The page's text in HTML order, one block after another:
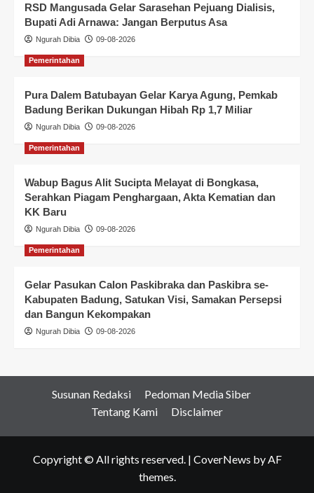
RSD Mangusada Gelar Sarasehan Pejuang Dialisis,
Bupati Adi Arnawa: Jangan Berputus Asa
Ngurah Dibia 09-08-2026
Pemerintahan
Pura Dalem Batubayan Gelar Karya Agung, Pemkab
Badung Berikan Dukungan Hibah Rp 1,7 Miliar
Ngurah Dibia 09-08-2026
Pemerintahan
Wabup Bagus Alit Sucipta Melayat di Bongkasa,
Serahkan Piagam Penghargaan, Akta Kematian dan
KK Baru
Ngurah Dibia 09-08-2026
Pemerintahan
Gelar Pasukan Calon Paskibraka dan Paskibra se-
Kabupaten Badung, Satukan Visi, Samakan Persepsi
dan Bangun Kekompakan
Ngurah Dibia 09-08-2026
Susunan Redaksi
Pedoman Media Siber
Tentang Kami
Disclaimer
Copyright © All rights reserved. | CoverNews by AF
themes.